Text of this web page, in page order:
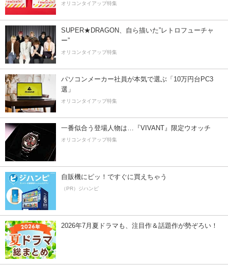
オリコンタイアップ特集
SUPER★DRAGON、自ら描いた”レトロフューチャ
ー”
オリコンタイアップ特集
パソコンメーカー社員が本気で選ぶ「10万円台PC3
選」
オリコンタイアップ特集
一番似合う登場人物は…『VIVANT』限定ウオッチ
オリコンタイアップ特集
自販機にピッ！ですぐに買えちゃう
（PR）ジハンピ
2026年7月夏ドラマも、注目作＆話題作が勢ぞろい！